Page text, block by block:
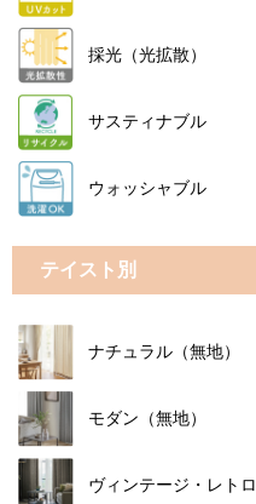
採光（光拡散）
サスティナブル
ウォッシャブル
テイスト別
ナチュラル（無地）
モダン（無地）
ヴィンテージ・レトロ